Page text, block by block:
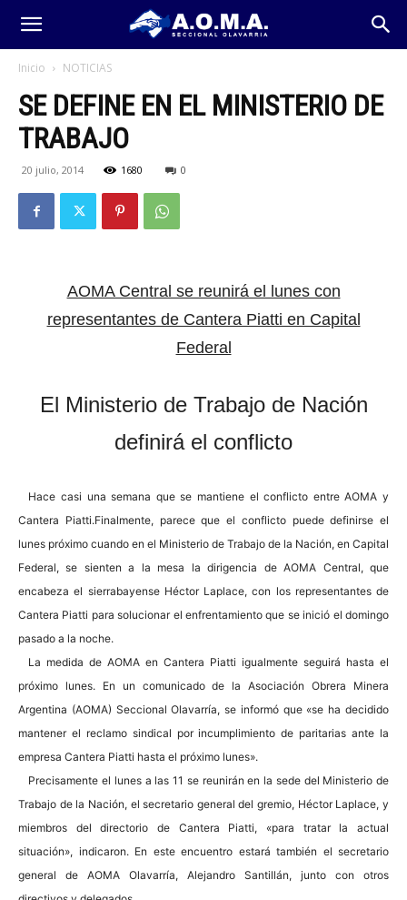
Inicio NOTICIAS
SE DEFINE EN EL MINISTERIO DE
TRABAJO
20 julio, 2014 1680 0
AOMA Central se reunirá el lunes con
representantes de Cantera Piatti en Capital
Federal
El Ministerio de Trabajo de Nación
definirá el conflicto
Hace casi una semana que se mantiene el conflicto entre AOMA y
Cantera Piatti.Finalmente, parece que el conflicto puede definirse el
lunes próximo cuando en el Ministerio de Trabajo de la Nación, en Capital
Federal, se sienten a la mesa la dirigencia de AOMA Central, que
encabeza el sierrabayense Héctor Laplace, con los representantes de
Cantera Piatti para solucionar el enfrentamiento que se inició el domingo
pasado a la noche.
La medida de AOMA en Cantera Piatti igualmente seguirá hasta el
próximo lunes. En un comunicado de la Asociación Obrera Minera
Argentina (AOMA) Seccional Olavarría, se informó que «se ha decidido
mantener el reclamo sindical por incumplimiento de paritarias ante la
empresa Cantera Piatti hasta el próximo lunes».
Precisamente el lunes a las 11 se reunirán en la sede del Ministerio de
Trabajo de la Nación, el secretario general del gremio, Héctor Laplace, y
miembros del directorio de Cantera Piatti, «para tratar la actual
situación», indicaron. En este encuentro estará también el secretario
general de AOMA Olavarría, Alejandro Santillán, junto con otros